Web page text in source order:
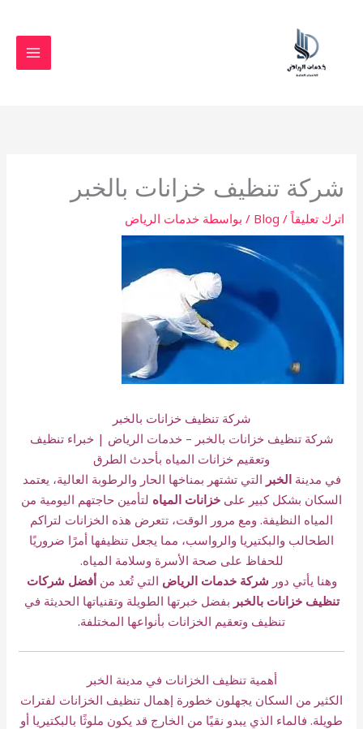
شركة تنظيف خزانات بالخبر
اترك تعليقاً /
Blog / بواسطة خدمات الرياض
شركة تنظيف خزانات بالخبر
شركة تنظيف خزانات بالخبر – خدمات الرياض | خبراء تنظيف
وتعقيم خزانات المياه بأحدث الطرق
في مدينةالخبر التي تشتهر بمناخها الحار والرطوبة العالية، يعتمد
السكان بشكل كبير على خزانات المياه لتأمين حاجتهم اليومية من
المياه النظيفة. ومع مرور الوقت، تتعرض هذه الخزانات لتراكم
الطحالب والبكتيريا والرواسب، مما يجعل تنظيفها أمرًا ضروريًا
للحفاظ على صحة الأسرة وسلامة المياه.
وهنا يأتي دور شركة خدمات الرياض التي تُعد منأفضل شركات
تنظيف خزانات بالخبر بفضل خبرتها الطويلة وتقنياتها الحديثة في
تنظيف وتعقيم الخزانات بأنواعها المختلفة.
أهمية تنظيف الخزانات في مدينة الخبر
الكثير من السكان يجهلون خطورة إهمال تنظيف الخزانات لفترات
طويلة. فالماء الذي يبدو نقيًا من الخارج قد يكون ملوثًا بالبكتيريا أو